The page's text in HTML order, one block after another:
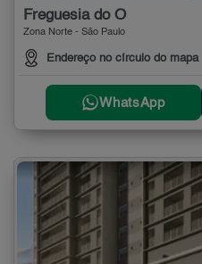
Freguesia do Ó
Zona Norte - São Paulo
Endereço no círculo do mapa
WhatsApp